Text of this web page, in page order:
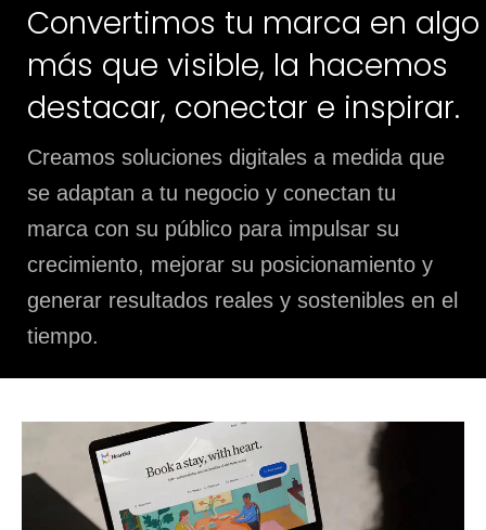
Convertimos tu marca en algo
más que visible, la hacemos
destacar, conectar e inspirar.
Creamos soluciones digitales a medida que
se adaptan a tu negocio y conectan tu
marca con su público para impulsar su
crecimiento, mejorar su posicionamiento y
generar resultados reales y sostenibles en el
tiempo.